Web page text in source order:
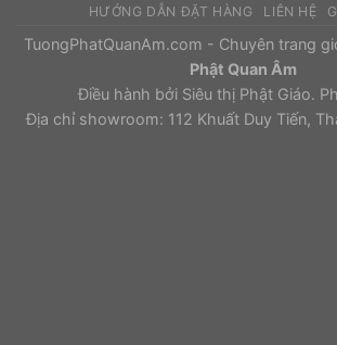
HƯỚNG DẪN ĐẶT HÀNG LIÊN HỆ
TuongPhatQuanAm.com - Chuyên trang
Phật Quan Âm
Điều hành bởi Siêu thị Phật Giáo.
Địa chỉ showroom: 112 Khuất Duy Tiến,